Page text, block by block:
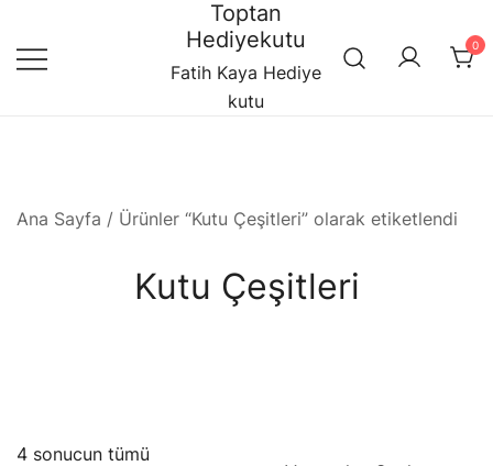
content
Toptan
Hediyekutu
Fatih Kaya Hediye
kutu
0
Ana Sayfa / Ürünler “Kutu Çeşitleri” olarak etiketlendi
Kutu Çeşitleri
4 sonucun tümü